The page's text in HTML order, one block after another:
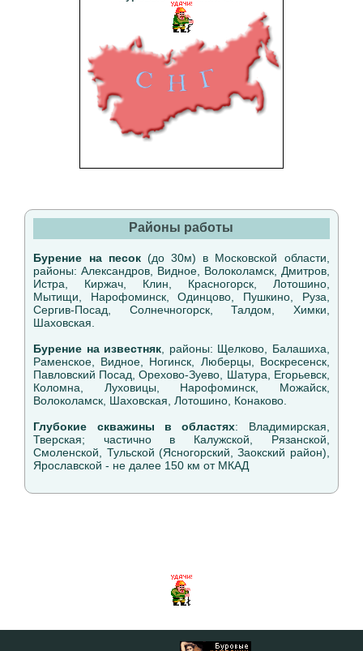
Районы работы
Бурение на песок(до 30м) в Московской области,
районы: Александров, Видное, Волоколамск, Дмитров,
Истра, Киржач, Клин, Красногорск, Лотошино,
Мытищи, Нарофоминск, Одинцово, Пушкино, Руза,
Сергив-Посад, Солнечногорск, Талдом, Химки,
Шаховская.
Бурение на известняк , районы: Щелково, Балашиха,
Раменское, Видное, Ногинск, Люберцы, Воскресенск,
Павловский Посад, Орехово-Зуево, Шатура, Егорьевск,
Коломна, Луховицы, Нарофоминск, Можайск,
Волоколамск, Шаховская, Лотошино, Конаково.
Глубокие скважины в областях: Владимирская,
Тверская; частично в Калужской, Рязанской,
Смоленской, Тульской (Ясногорский, Заокский район),
Ярославской - не далее 150 км от МКАД